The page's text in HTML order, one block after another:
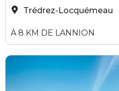
Trédrez-Locquémeau
À 8 KM DE LANNION